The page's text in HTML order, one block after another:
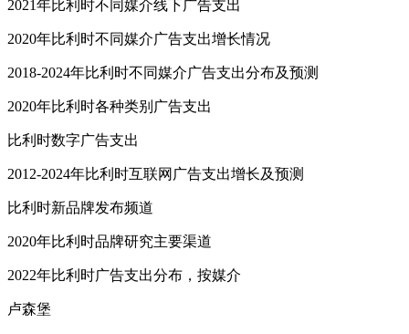
2021年比利时不同媒介线下广告支出
2020年比利时不同媒介广告支出增长情况
2018-2024年比利时不同媒介广告支出分布及预测
2020年比利时各种类别广告支出
比利时数字广告支出
2012-2024年比利时互联网广告支出增长及预测
比利时新品牌发布频道
2020年比利时品牌研究主要渠道
2022年比利时广告支出分布，按媒介
卢森堡